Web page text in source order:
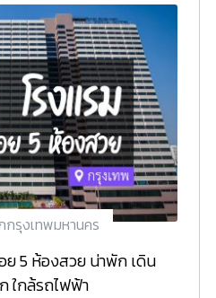
กรุงเทพมหานคร
ย 5 ห้องสวย น่าพัก เดิน
ใกล้รถไฟฟ้า